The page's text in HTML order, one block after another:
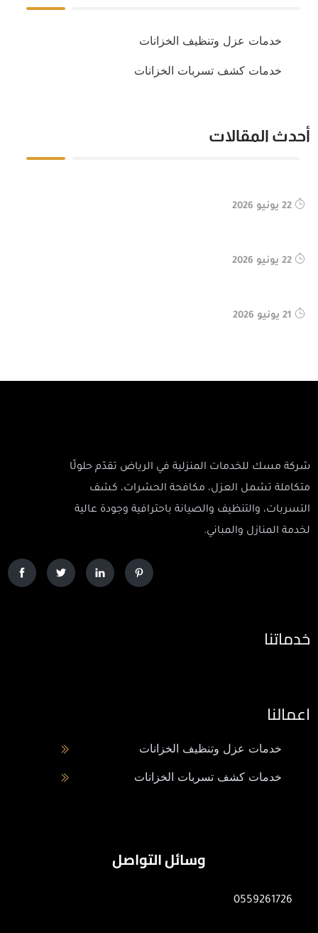
خدمات عزل وتنظيف الخزانات
خدمات كشف تسربات الخزانات
أحدث المقالات
22 يونيو 2026
22 يونيو 2026
شركة مسك للخدمات المنزلية في الرياض تقدّم حلولًا
متكاملة تشمل العزل، مكافحة الحشرات، كشف
التسربات، والتنظيف والصيانة باحترافية وجودة عالية
لخدمة المنازل والمباني.
خدماتنا
اعمالنا
خدمات عزل وتنظيف الخزانات
خدمات كشف تسربات الخزانات
وسائل التواصل
0559261726